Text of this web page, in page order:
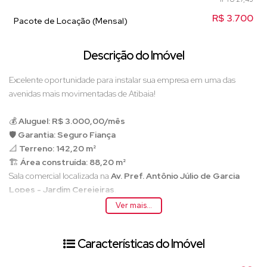
R$ 3.700
Pacote de Locação (Mensal)
Descrição do Imóvel
Excelente oportunidade para instalar sua empresa em uma das
avenidas mais movimentadas de Atibaia!
💰Aluguel: R$ 3.000,00/mês
🛡️ Garantia: Seguro Fiança
📐 Terreno: 142,20 m²
🏗️ Área construída: 88,20 m²
Sala comercial localizada na Av. Pref. Antônio Júlio de Garcia
Lopes - Jardim Cerejeiras
região com grande fluxo de veículos e pessoas, ideal para quem
busca visibilidade, fácil acesso e um ponto estratégico para atrair
Ver mais...
Características do Imóvel